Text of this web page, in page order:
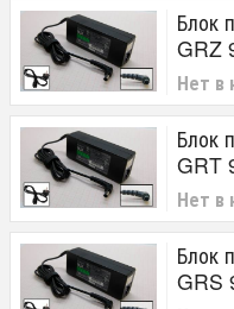
Блок
GRZ
Нет в
Блок
GRT
Нет в
Блок
GRS